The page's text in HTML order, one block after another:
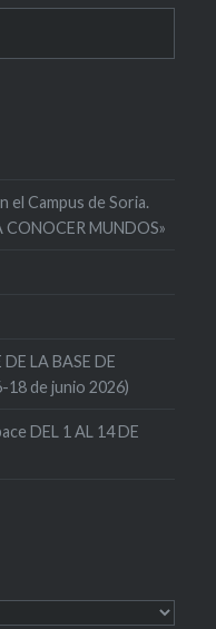
el Campus de Soria.
CONOCER MUNDOS»
LA BASE DE
18 de junio 2026)
DEL 1 AL 14 DE